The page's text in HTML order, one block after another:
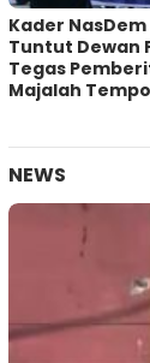
Kader
Tuntut Dewan
Tegas
Majalah Tempo
NEWS